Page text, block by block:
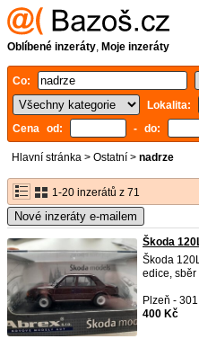
Oblíbené inzeráty, Moje inzeráty
Co:
Lokalita:
Cena od:
- do:
Hlavní stránka > Ostatní > nadrze
1-20 inzerátů z 71
Nové inzeráty e-mailem
Škoda
Škoda
edice, sběr
Plzeň -
400 Kč